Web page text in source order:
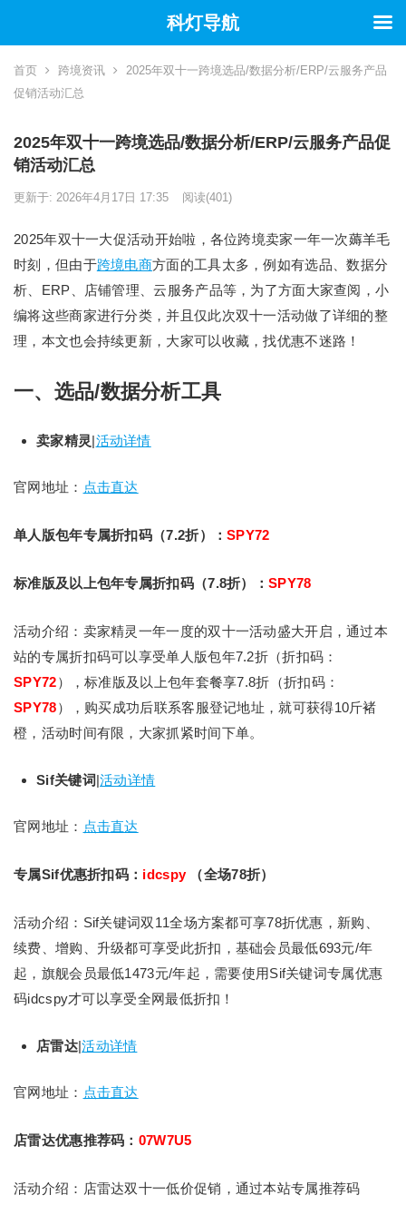
首页 跨境资讯
2025年双十一跨境选品/数据分析/ERP/云服务产品
促销活动汇总
2025年双十一跨境选品/数据分析/ERP/云服务产品促
销活动汇总
更新于: 2026年4月17日 17:35 阅读(401)
2025年双十一大促活动开始啦，各位跨境卖家一年一次薅羊毛
时刻，但由于跨境电商方面的工具太多，例如有选品、数据分
析、ERP、店铺管理、云服务产品等，为了方面大家查阅，小
编将这些商家进行分类，并且仅此次双十一活动做了详细的整
理，本文也会持续更新，大家可以收藏，找优惠不迷路！
一、选品/数据分析工具
卖家精灵|活动详情
官网地址： 点击直达
单人版包年专属折扣码（7.2折）：SPY72
标准版及以上包年专属折扣码（7.8折）：SPY78
活动介绍：卖家精灵一年一度的双十一活动盛大开启，通过本
站的专属折扣码可以享受单人版包年7.2折（折扣码：
SPY72），标准版及以上包年套餐享7.8折（折扣码：
SPY78），购买成功后联系客服登记地址，就可获得10斤褚
橙，活动时间有限，大家抓紧时间下单。
Sif关键词|活动详情
官网地址： 点击直达
专属Sif优惠折扣码： idcspy（全场78折）
活动介绍：Sif关键词双11全场方案都可享78折优惠，新购、
续费、增购、升级都可享受此折扣，基础会员最低693元/年
起，旗舰会员最低1473元/年起，需要使用Sif关键词专属优惠
码idcspy才可以享受全网最低折扣！
店雷达|活动详情
官网地址： 点击直达
店雷达优惠推荐码： 07W7U5
活动介绍：店雷达双十一低价促销，通过本站专属推荐码
科灯导航